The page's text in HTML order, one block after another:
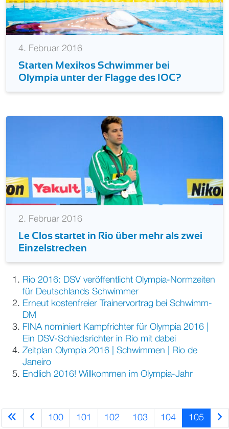
4. Februar 2016
Starten Mexikos Schwimmer bei
Olympia unter der Flagge des IOC?
2. Februar 2016
Le Clos startet in Rio über mehr als zwei
Einzelstrecken
Rio 2016: DSV veröffentlicht Olympia-Normzeiten
für Deutschlands Schwimmer
Erneut kostenfreier Trainervortrag bei Schwimm-
DM
FINA nominiert Kampfrichter für Olympia 2016 |
Ein DSV-Schiedsrichter in Rio mit dabei
Zeitplan Olympia 2016 | Schwimmen | Rio de
Janeiro
Endlich 2016! Willkommen im Olympia-Jahr
100 101 102 103 104 105